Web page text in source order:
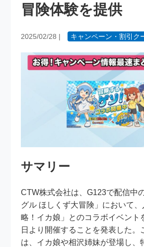
冒険体験を提供
2025/02/28 | キャンペーン・割引ク
サマリー
CTW株式会社は、G123で配信中
グル ほしくず大冒険」において
略！イカ娘」とのコラボイベント
日より開催することを発表した。
は、イカ娘や相沢姉妹が登場し、